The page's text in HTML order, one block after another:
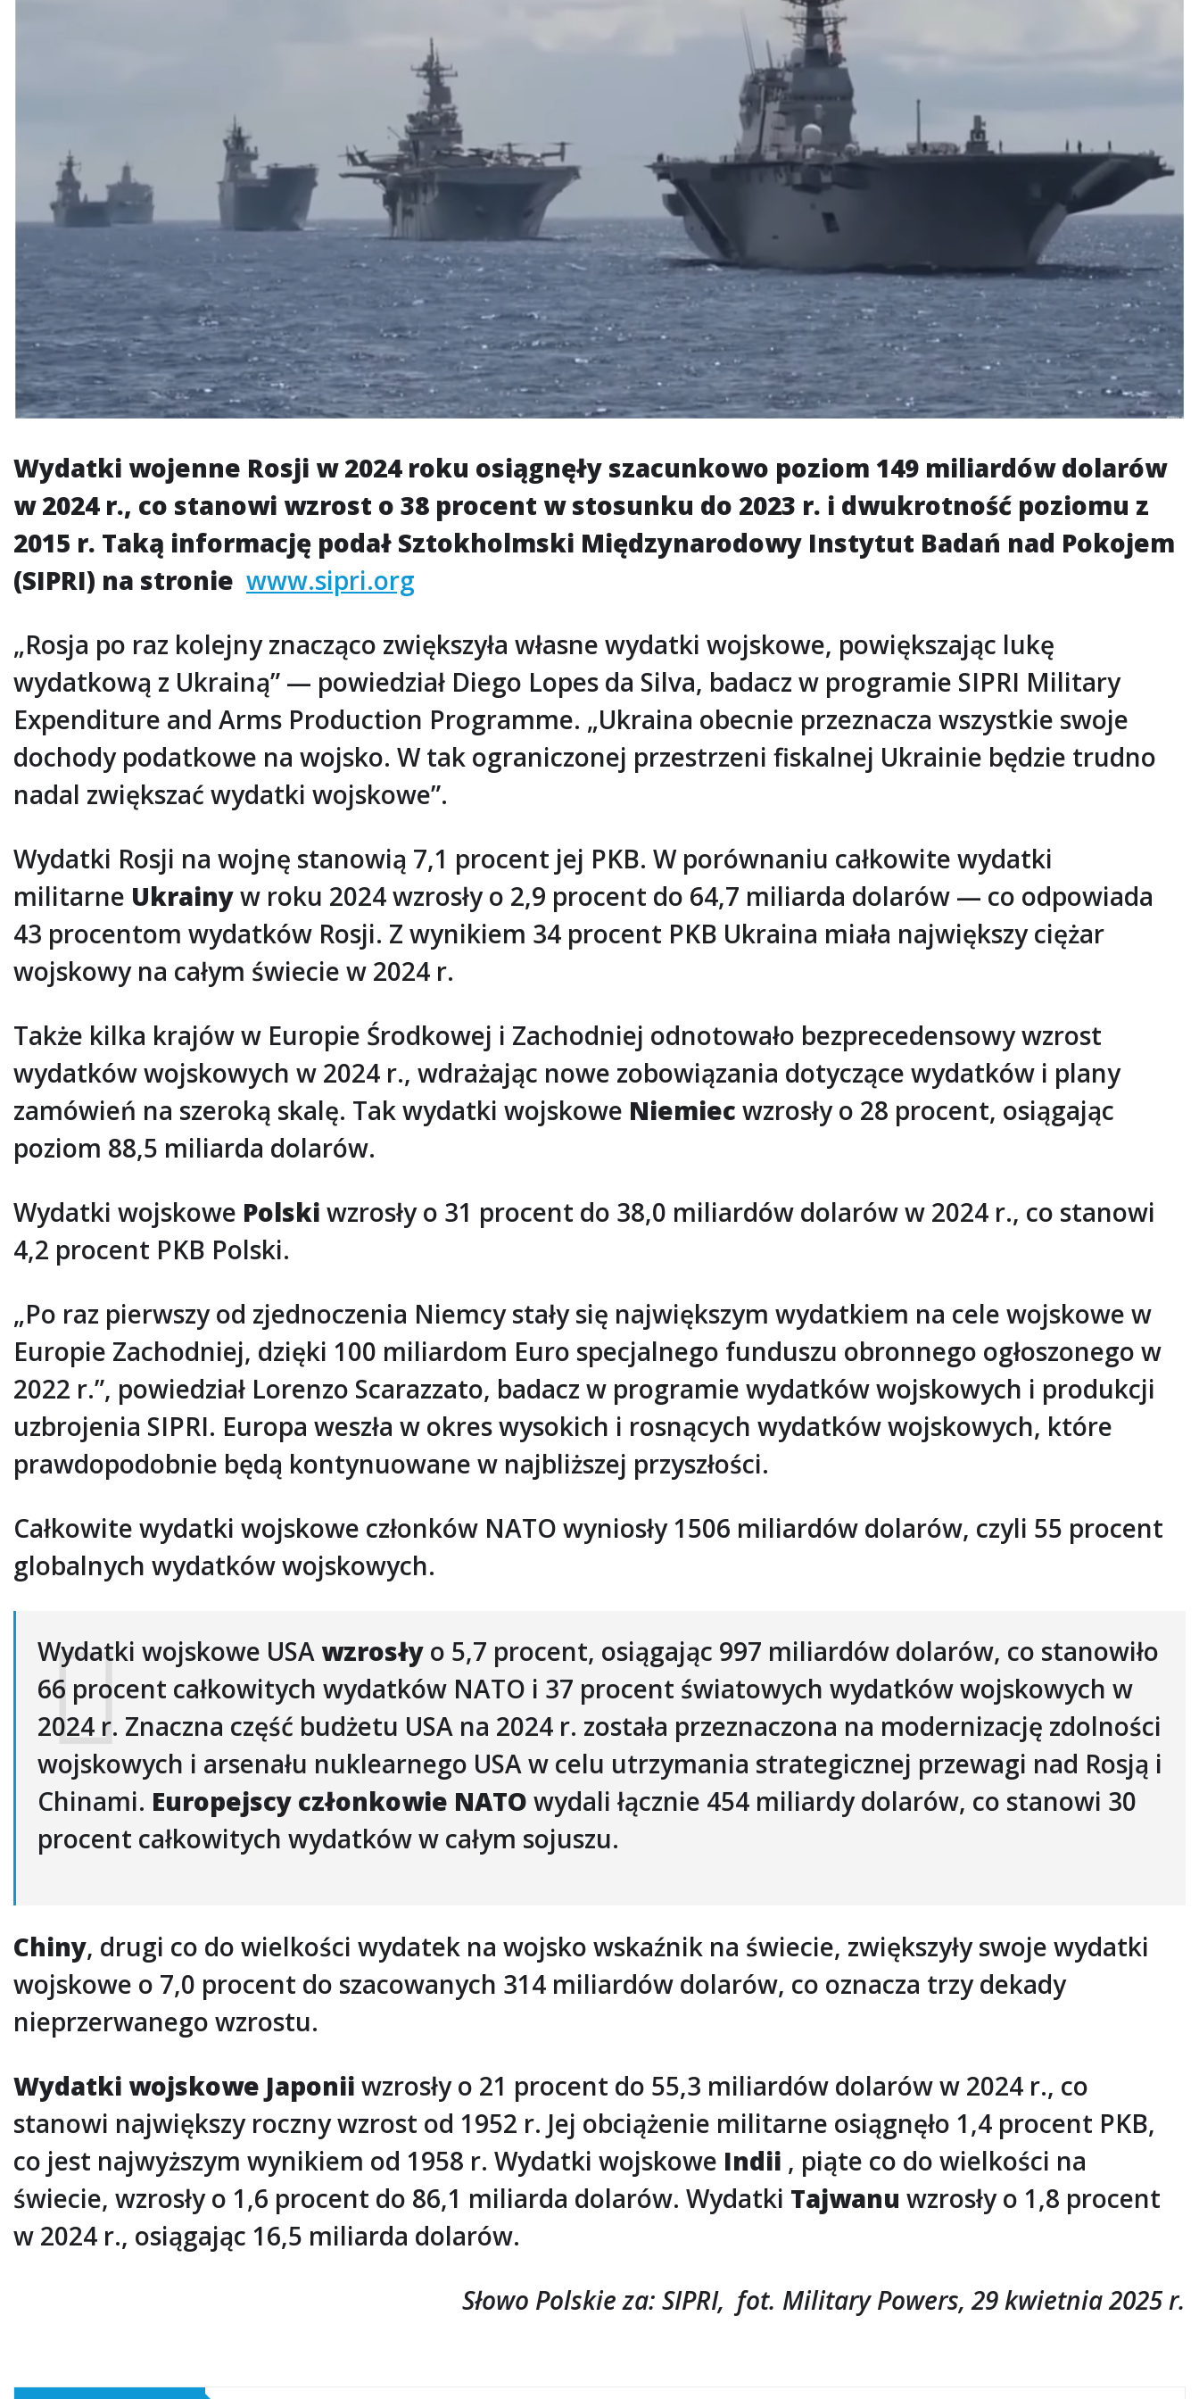
Wydatki wojenne Rosji w 2024 roku osiągnęły szacunkowo poziom 149 miliardów dolarów
w 2024 r., co stanowi wzrost o 38 procent w stosunku do 2023 r. i dwukrotność poziomu z
2015 r. Taką informację podał Sztokholmski Międzynarodowy Instytut Badań nad Pokojem
(SIPRI) na stronie www.sipri.org
„Rosja po raz kolejny znacząco zwiększyła własne wydatki wojskowe, powiększając lukę
wydatkową z Ukrainą” — powiedział Diego Lopes da Silva, badacz w programie SIPRI Military
Expenditure and Arms Production Programme. „Ukraina obecnie przeznacza wszystkie swoje
dochody podatkowe na wojsko. W tak ograniczonej przestrzeni fiskalnej Ukrainie będzie trudno
nadal zwiększać wydatki wojskowe”.
Wydatki Rosji na wojnę stanowią 7,1 procent jej PKB. W porównaniu całkowite wydatki
militarne Ukrainyw roku 2024 wzrosły o 2,9 procent do 64,7 miliarda dolarów — co odpowiada
43 procentom wydatków Rosji. Z wynikiem 34 procent PKB Ukraina miała największy ciężar
wojskowy na całym świecie w 2024 r.
Także kilka krajów w Europie Środkowej i Zachodniej odnotowało bezprecedensowy wzrost
wydatków wojskowych w 2024 r., wdrażając nowe zobowiązania dotyczące wydatków i plany
zamówień na szeroką skalę. Tak wydatki wojskowe Niemiec wzrosły o 28 procent, osiągając
poziom 88,5 miliarda dolarów.
Wydatki wojskowe Polski wzrosły o 31 procent do 38,0 miliardów dolarów w 2024 r., co stanowi
4,2 procent PKB Polski.
„Po raz pierwszy od zjednoczenia Niemcy stały się największym wydatkiem na cele wojskowe w
Europie Zachodniej, dzięki 100 miliardom Euro specjalnego funduszu obronnego ogłoszonego w
2022 r.”, powiedział Lorenzo Scarazzato, badacz w programie wydatków wojskowych i produkcji
uzbrojenia SIPRI. Europa weszła w okres wysokich i rosnących wydatków wojskowych, które
prawdopodobnie będą kontynuowane w najbliższej przyszłości.
Całkowite wydatki wojskowe członków NATO wyniosły 1506 miliardów dolarów, czyli 55 procent
globalnych wydatków wojskowych.
Wydatki wojskowe USA wzrosły o 5,7 procent, osiągając 997 miliardów dolarów, co stanowiło
66 procent całkowitych wydatków NATO i 37 procent światowych wydatków wojskowych w
2024 r. Znaczna część budżetu USA na 2024 r. została przeznaczona na modernizację zdolności
wojskowych i arsenału nuklearnego USA w celu utrzymania strategicznej przewagi nad Rosją i
Chinami. Europejscy członkowie NATO wydali łącznie 454 miliardy dolarów, co stanowi 30
procent całkowitych wydatków w całym sojuszu.
Chiny, drugi co do wielkości wydatek na wojsko wskaźnik na świecie, zwiększyły swoje wydatki
wojskowe o 7,0 procent do szacowanych 314 miliardów dolarów, co oznacza trzy dekady
nieprzerwanego wzrostu.
Wydatki wojskowe Japonii wzrosły o 21 procent do 55,3 miliardów dolarów w 2024 r., co
stanowi największy roczny wzrost od 1952 r. Jej obciążenie militarne osiągnęło 1,4 procent PKB,
co jest najwyższym wynikiem od 1958 r. Wydatki wojskowe Indii , piąte co do wielkości na
świecie, wzrosły o 1,6 procent do 86,1 miliarda dolarów. Wydatki Tajwanu wzrosły o 1,8 procent
w 2024 r., osiągając 16,5 miliarda dolarów.
Słowo Polskie za: SIPRI, fot. Military Powers, 29 kwietnia 2025 r.